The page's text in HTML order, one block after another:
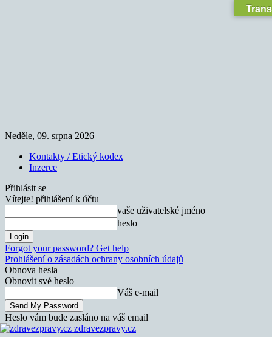
Neděle, 09. srpna 2026
Kontakty / Etický kodex
Inzerce
Přihlásit se
Vítejte! přihlášení k účtu
vaše uživatelské jméno
heslo
Forgot your password? Get help
Prohlášení o zásadách ochrany osobních údajů
Obnova hesla
Obnovit své heslo
Váš e-mail
Heslo vám bude zasláno na váš email
zdravezpravy.cz